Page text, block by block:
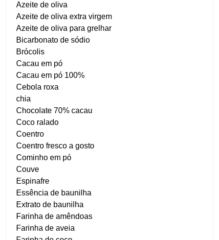
Azeite de oliva
Azeite de oliva extra virgem
Azeite de oliva para grelhar
Bicarbonato de sódio
Brócolis
Cacau em pó
Cacau em pó 100%
Cebola roxa
chia
Chocolate 70% cacau
Coco ralado
Coentro
Coentro fresco a gosto
Cominho em pó
Couve
Espinafre
Essência de baunilha
Extrato de baunilha
Farinha de amêndoas
Farinha de aveia